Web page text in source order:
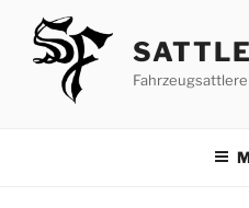
Inhalt
springen